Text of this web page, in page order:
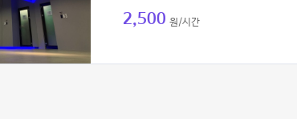
2,500 원/시간